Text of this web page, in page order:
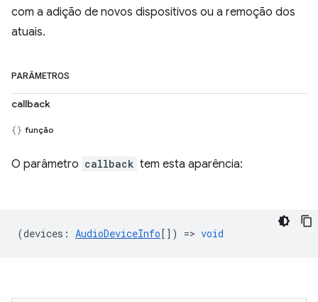
com a adição de novos dispositivos ou a remoção dos
atuais.
PARÂMETROS
callback
função
O parâmetro callback tem esta aparência:
(devices : AudioDeviceInfo[]) => void